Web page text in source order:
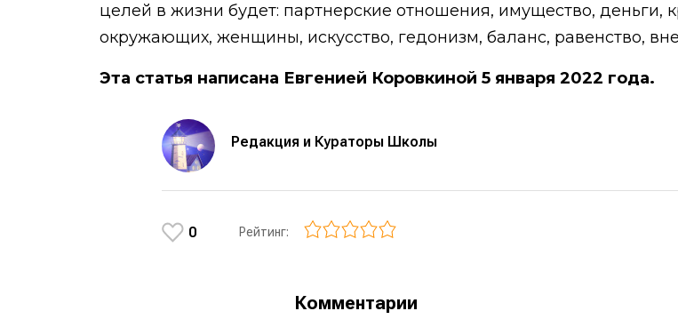
целей в жизни будет: партнерские отношения, имущество, деньги,
окружающих, женщины, искусство, гедонизм, баланс, равенство,
Эта статья написана Евгенией Коровкиной 5 января 2022 года.
Редакция и Кураторы Школы
0 Рейтинг:
Комментарии